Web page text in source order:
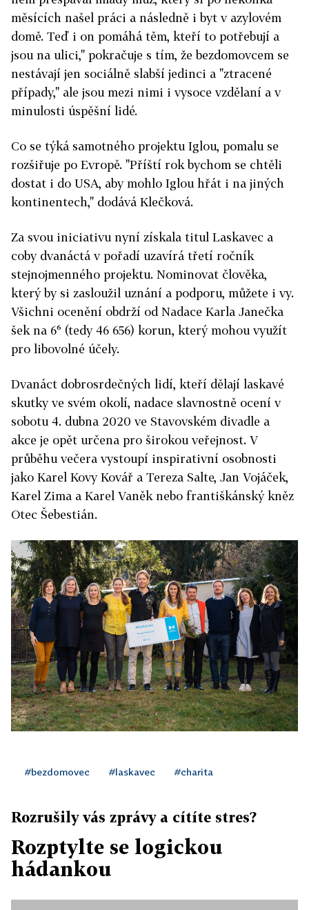
měsících našel práci a následně i byt v azylovém
domě. Teď i on pomáhá těm, kteří to potřebují a
jsou na ulici," pokračuje s tím, že bezdomovcem se
nestávají jen sociálně slabší jedinci a "ztracené
případy," ale jsou mezi nimi i vysoce vzdělaní a v
minulosti úspěšní lidé.
Co se týká samotného projektu Iglou, pomalu se
rozšiřuje po Evropě. "Příští rok bychom se chtěli
dostat i do USA, aby mohlo Iglou hřát i na jiných
kontinentech," dodává Klečková.
Za svou iniciativu nyní získala titul Laskavec a
coby dvanáctá v pořadí uzavírá třetí ročník
stejnojmenného projektu. Nominovat člověka,
který by si zasloužil uznání a podporu, můžete i vy.
Všichni ocenění obdrží od Nadace Karla Janečka
šek na 6⁶ (tedy 46 656) korun, který mohou využít
pro libovolné účely.
Dvanáct dobrosrdečných lidí, kteří dělají laskavé
skutky ve svém okolí, nadace slavnostně ocení v
sobotu 4. dubna 2020 ve Stavovském divadle a
akce je opět určena pro širokou veřejnost. V
průběhu večera vystoupí inspirativní osobnosti
jako Karel Kovy Kovář a Tereza Salte, Jan Vojáček,
Karel Zima a Karel Vaněk nebo františkánský kněz
Otec Šebestián.
#bezdomovec #laskavec #charita
Rozrušily vás zprávy a cítíte stres?
Rozptylte se logickou
hádankou